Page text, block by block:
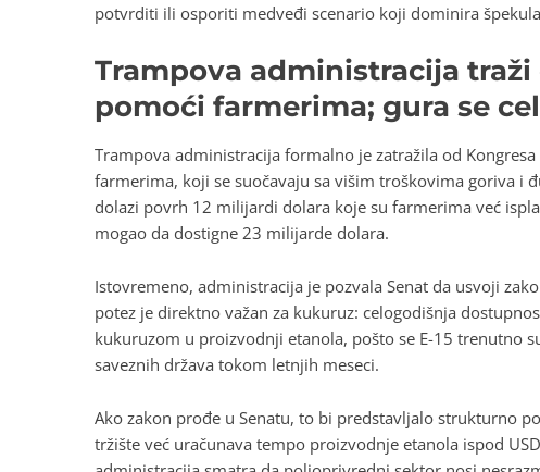
potvrditi ili osporiti medveđi scenario koji dominira
Trampova administracija
pomoći farmerima; gura se
Trampova administracija formalno je zatražila od
farmerima, koji se suočavaju sa višim troškovima goriva i
dolazi povrh 12 milijardi dolara koje su farmerima već
mogao da dostigne 23 milijarde dolara.
Istovremeno, administracija je pozvala Senat da usvoji
potez je direktno važan za kukuruz: celogodišnja
kukuruzom u proizvodnji etanola, pošto se E-15 trenutno
saveznih država tokom letnjih meseci.
Ako zakon prođe u Senatu, to bi predstavljalo strukturno
tržište već uračunava tempo proizvodnje etanola ispod